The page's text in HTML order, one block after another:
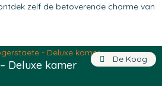
zelf de betoverende charme van
Deluxe kamer De Koog